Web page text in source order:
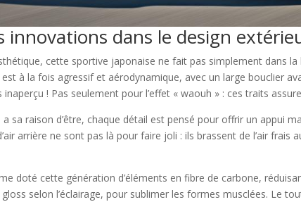
innovations dans le design
cette sportive japonaise ne fait pas simplement dans
est à la fois agressif et aérodynamique, avec un large bouclier
inaperçu ! Pas seulement pour l’effet « waouh » : ces traits
a sa raison d’être, chaque détail est pensé pour offrir un appui
arrière ne sont pas là pour faire joli : ils brassent de l’air
doté cette génération d’éléments en fibre de carbone,
selon l’éclairage, pour sublimer les formes musclées. Le